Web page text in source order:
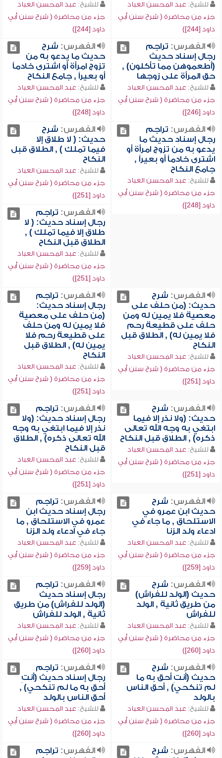
للشيخ: عبد المحسن العباد
جزء من محاضرة ( شرح سنن أبي
داود [244])
للشيخ: عبد المحسن العباد
جزء من محاضرة ( شرح سنن أبي
داود [244])
الفهرس: تراجم
رجال إسناد حديث
(أطعموهن مما تأكلون) ,
حق المرأة على زوجها
للشيخ: عبد المحسن العباد
جزء من محاضرة ( شرح سنن أبي
داود [246])
الفهرس: شرح
حديث ما يدعو به من
تزوج امرأة أو اشترى خادماً
أو بعيراً , جامع النكاح
للشيخ: عبد المحسن العباد
جزء من محاضرة ( شرح سنن أبي
داود [248])
الفهرس: تراجم
رجال إسناد حديث ما
يدعو به من تزوج امرأة أو
اشترى خادماً أو بعيراً ,
جامع النكاح
للشيخ: عبد المحسن العباد
جزء من محاضرة ( شرح سنن أبي
داود [248])
الفهرس: شرح
حديث: ( لا طلاق إلا
فيما تملك ) , الطلاق قبل
النكاح
للشيخ: عبد المحسن العباد
جزء من محاضرة ( شرح سنن أبي
داود [251])
الفهرس: تراجم
رجال إسناد حديث: ( لا
طلاق إلا فيما تملك ) ,
الطلاق قبل النكاح
للشيخ: عبد المحسن العباد
جزء من محاضرة ( شرح سنن أبي
داود [251])
الفهرس: شرح
حديث: (من حلف على
معصية فلا يمين له ومن
حلف على قطيعة رحم
فلا يمين له) , الطلاق قبل
النكاح
للشيخ: عبد المحسن العباد
جزء من محاضرة ( شرح سنن أبي
داود [251])
الفهرس: تراجم
رجال إسناد حديث:
(من حلف على معصية
فلا يمين له ومن حلف
على قطيعة رحم فلا
يمين له) , الطلاق قبل
النكاح
للشيخ: عبد المحسن العباد
جزء من محاضرة ( شرح سنن أبي
داود [251])
الفهرس: شرح
حديث: (ولا نذر إلا فيما
ابتغي به وجه الله تعالى
ذكره) , الطلاق قبل النكاح
للشيخ: عبد المحسن العباد
جزء من محاضرة ( شرح سنن أبي
داود [251])
الفهرس: تراجم
رجال إسناد حديث: (ولا
نذر إلا فيما ابتغي به وجه
الله تعالى ذكره) , الطلاق
قبل النكاح
للشيخ: عبد المحسن العباد
جزء من محاضرة ( شرح سنن أبي
داود [251])
الفهرس: شرح
حديث ابن عمرو في
الاستلحاق , ما جاء في
ادعاء ولد الزنا
للشيخ: عبد المحسن العباد
جزء من محاضرة ( شرح سنن أبي
داود [259])
الفهرس: تراجم
رجال إسناد حديث ابن
عمرو في الاستلحاق , ما
جاء في ادعاء ولد الزنا
للشيخ: عبد المحسن العباد
جزء من محاضرة ( شرح سنن أبي
داود [259])
الفهرس: شرح
حديث (الولد للفراش)
من طريق ثانية , الولد
للفراش
للشيخ: عبد المحسن العباد
جزء من محاضرة ( شرح سنن أبي
داود [260])
الفهرس: تراجم
رجال إسناد حديث
(الولد للفراش) من طريق
ثانية , الولد للفراش
للشيخ: عبد المحسن العباد
جزء من محاضرة ( شرح سنن أبي
داود [260])
الفهرس: شرح
حديث (أنتِ أحق به ما
لم تنكحي) , أحق الناس
بالولد
للشيخ: عبد المحسن العباد
جزء من محاضرة ( شرح سنن أبي
داود [260])
الفهرس: تراجم
رجال إسناد حديث (أنتِ
أحق به ما لم تنكحي) ,
أحق الناس بالولد
للشيخ: عبد المحسن العباد
جزء من محاضرة ( شرح سنن أبي
داود [260])
الفهرس: شرح
الفهرس: تراجم